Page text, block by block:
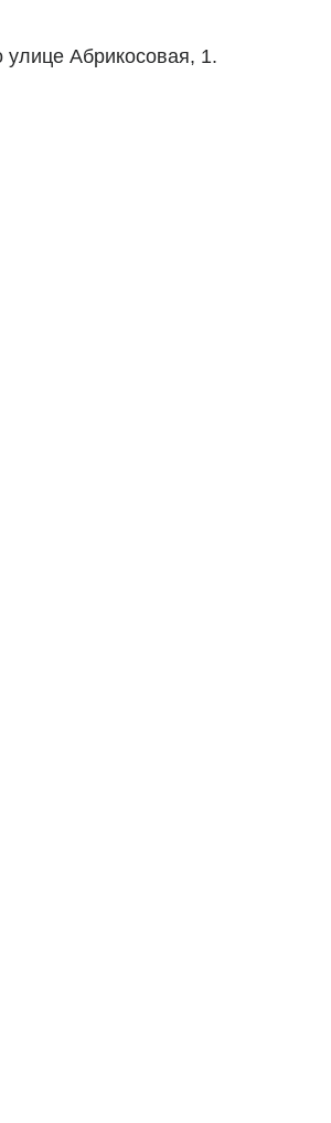
Абрикосовая, 1.